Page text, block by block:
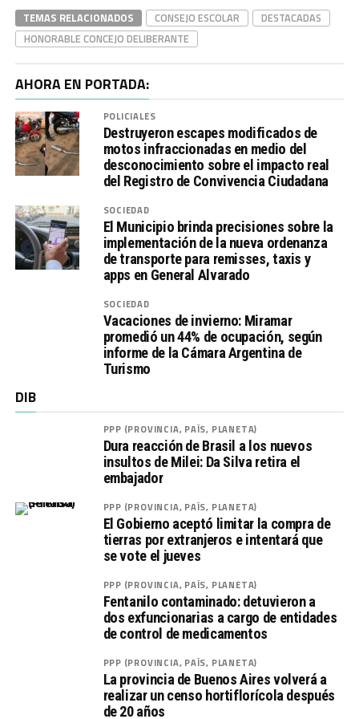
TEMAS RELACIONADOS CONSEJO ESCOLAR
DESTACADAS
HONORABLE CONCEJO DELIBERANTE
AHORA EN PORTADA:
POLICIALES
Destruyeron escapes modificados de
motos infraccionadas en medio del
desconocimiento sobre el impacto real
del Registro de Convivencia Ciudadana
SOCIEDAD
El Municipio brinda precisiones sobre la
implementación de la nueva ordenanza
de transporte para remisses, taxis y
apps en General Alvarado
SOCIEDAD
Vacaciones de invierno: Miramar
promedió un 44% de ocupación, según
informe de la Cámara Argentina de
Turismo
DIB
PPP (PROVINCIA, PAÍS, PLANETA)
Dura reacción de Brasil a los nuevos
insultos de Milei: Da Silva retira el
embajador
PPP (PROVINCIA, PAÍS, PLANETA)
El Gobierno aceptó limitar la compra de
tierras por extranjeros e intentará que
se vote el jueves
PPP (PROVINCIA, PAÍS, PLANETA)
Fentanilo contaminado: detuvieron a
dos exfuncionarias a cargo de entidades
de control de medicamentos
PPP (PROVINCIA, PAÍS, PLANETA)
La provincia de Buenos Aires volverá a
realizar un censo hortiflorícola después
de 20 años